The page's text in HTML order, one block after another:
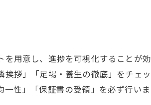
装業者の選定が施工の質を左右する
認すべきチェックポイント
装中に必ず確認したい重要項目
用意し、進捗を可視化することが
拶」「足場・養生の徹底」をチェ
性」「保証書の受領」を必ず行い